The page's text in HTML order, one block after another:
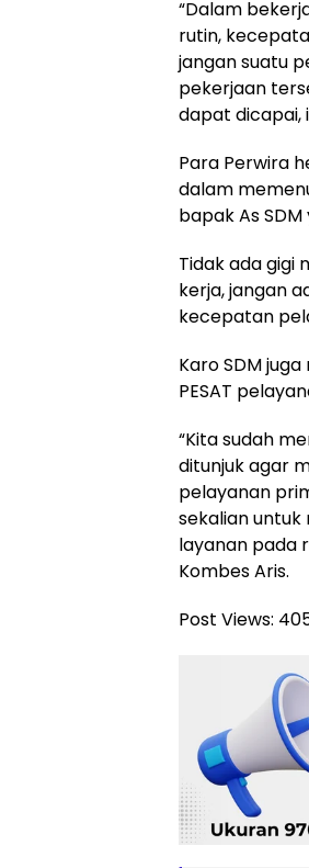
“Dalam
rutin,
jangan suatu
pekerjaan
dapat dicapai,
Para Perwira
dalam
bapak As
Tidak ada gigi
kerja, jangan
kecepatan
Karo SDM
PESAT
“Kita sudah
ditunjuk agar
pelayanan
sekalian untuk
layanan pada
Kombes Aris.
Post Views: